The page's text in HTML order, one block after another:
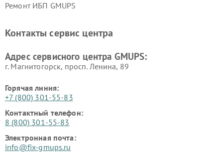
Ремонт ИБП GMUPS
Контакты сервис центра
Адрес сервисного центра GMUPS:
г. Магнитогорск, просп. Ленина, 89
Горячая линия:
+7 (800) 301-55-83
Контактный телефон:
8 (800) 301-55-83
Электронная почта:
info@fix-gmups.ru